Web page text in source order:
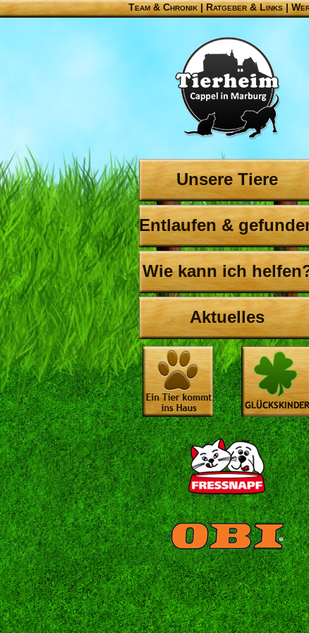
Team & Chronik |Ratgeber & Links|
Unsere Tiere
Entlaufen &
Wie kann ich
Aktuelles